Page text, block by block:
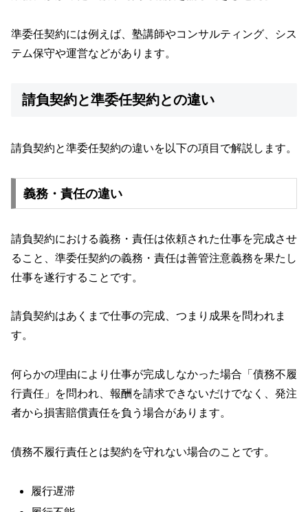
準委任契約には例えば、塾講師やコンサルティング、シス
テム保守や運営などがあります。
請負契約と準委任契約との違い
請負契約と準委任契約の違いを以下の項目で解説します。
義務・責任の違い
請負契約における義務・責任は依頼された仕事を完成させ
ること、準委任契約の義務・責任は善管注意義務を果たし
仕事を遂行することです。
請負契約はあくまで仕事の完成、つまり成果を問われま
す。
何らかの理由により仕事が完成しなかった場合「債務不履
行責任」を問われ、報酬を請求できないだけでなく、発注
者から損害賠償責任を負う場合があります。
債務不履行責任とは契約を守れない場合のことです。
履行遅滞